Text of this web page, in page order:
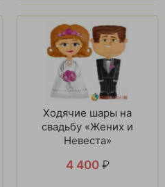
Ходячие шары на
свадьбу «Жених и
Невеста»
4 400 ₽